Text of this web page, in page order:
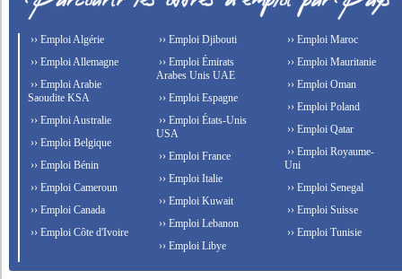
›› Emploi Algérie
›› Emploi Allemagne
›› Emploi Arabie
Saoudite KSA
›› Emploi Australie
›› Emploi Belgique
›› Emploi Bénin
›› Emploi Cameroun
›› Emploi Canada
›› Emploi Côte d'Ivoire
›› Emploi Djibouti
›› Emploi Émirats
Arabes Unis UAE
›› Emploi Espagne
›› Emploi États-Unis
USA
›› Emploi France
›› Emploi Italie
›› Emploi Kuwait
›› Emploi Lebanon
›› Emploi Libye
›› Emploi Maroc
›› Emploi Mauritanie
›› Emploi Oman
›› Emploi Poland
›› Emploi Qatar
›› Emploi Royaume-
Uni
›› Emploi Senegal
›› Emploi Suisse
›› Emploi Tunisie